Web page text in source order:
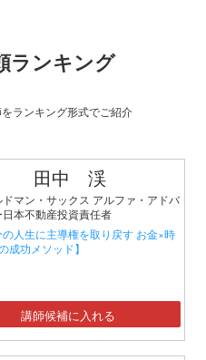
ランキング
ランキング形式でご紹介
田中 渓
マン・サックス アルファ・アドバ
日本不動産投資責任者
の人生に主導権を取り戻す お金×時
成功メソッド】
講師候補に入れる